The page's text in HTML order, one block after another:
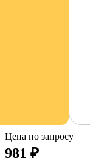
Цена по запросу
981 ₽